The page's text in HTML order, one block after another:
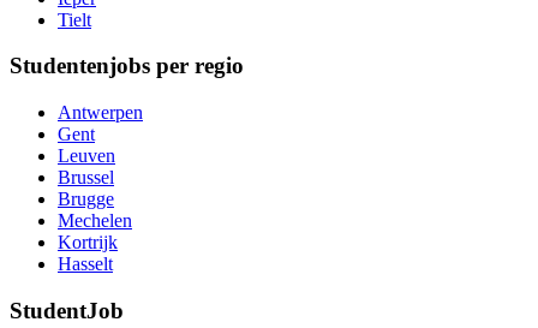
Tielt
Studentenjobs per regio
Antwerpen
Gent
Leuven
Brussel
Brugge
Mechelen
Kortrijk
Hasselt
StudentJob